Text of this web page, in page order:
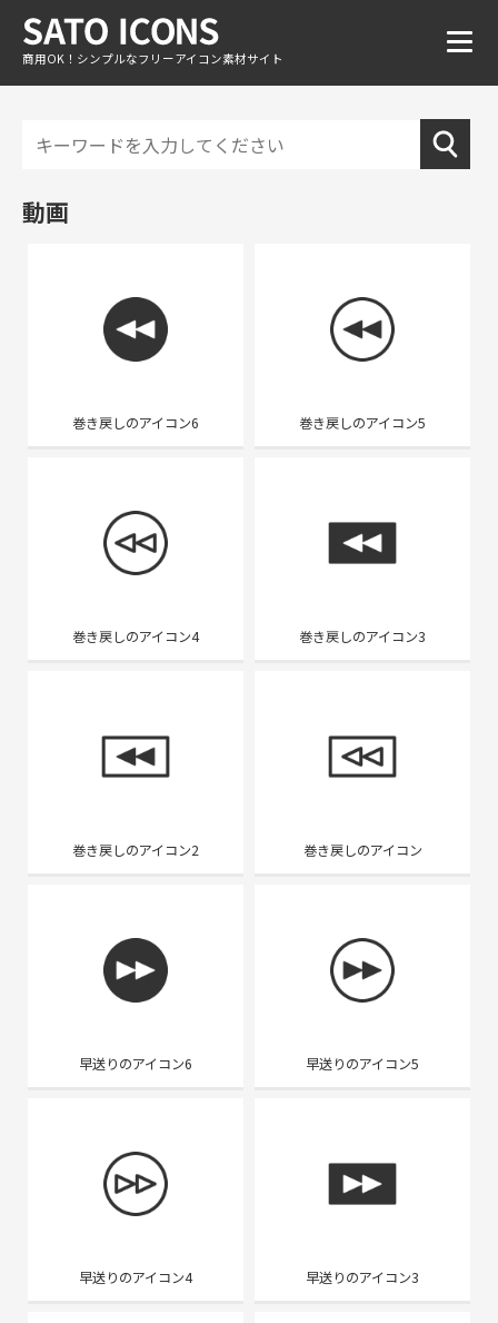
商用OK！シンプルなフリーアイコン素材サイト
動画
巻き戻しのアイコン6 巻き戻しのアイコン5
巻き戻しのアイコン4 巻き戻しのアイコン3
巻き戻しのアイコン2 巻き戻しのアイコン
早送りのアイコン6 早送りのアイコン5
早送りのアイコン4 早送りのアイコン3